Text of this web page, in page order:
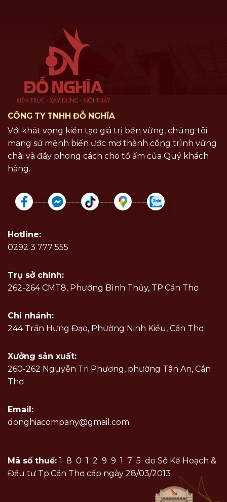
CÔNG TY TNHH ĐỖ NGHĨA
Với khát vọng kiến tạo giá trị bền vững, chúng tôi
mang sứ mệnh biến ước mơ thành công trình vững
chãi và đầy phong cách cho tổ ấm của Quý khách
hàng.
Hotline:
0292 3 777 555
Trụ sở chính:
262-264 CMT8, Phường Bình Thủy, TP.Cần Thơ
Chi nhánh:
244 Trần Hưng Đạo, Phường Ninh Kiều, Cần Thơ
Xưởng sản xuất:
260-262 Nguyễn Tri Phương, phường Tân An, Cần
Thơ
Email:
donghiacompany@gmail.com
Mã số thuế: 1801299175 do Sở Kế Hoạch &
Đầu tư Tp.Cần Thơ cấp ngày 28/03/2013